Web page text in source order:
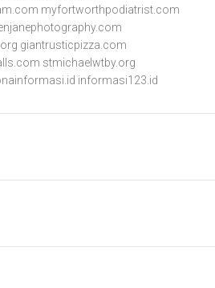
myfortworthpodiatrist.com
giantrusticpizza.com
stmichaelwtby.org
informasi123.id